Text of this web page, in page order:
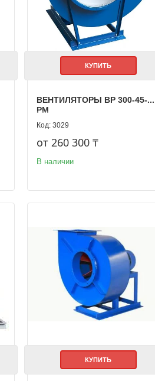
КУПИТЬ
ВЕНТИЛЯТОРЫ ВР 300-45-...
РМ
3029
от 260 300 ₸
В наличии
КУПИТЬ